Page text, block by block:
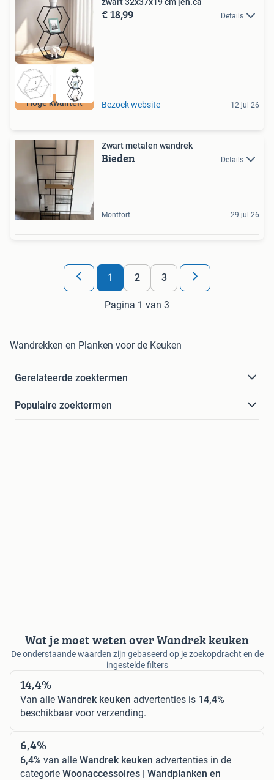
Hoge kwaliteit
€ 18,99 Details
Bezoek website 12 jul 26
Zwart metalen wandrek
Bieden Details
Montfort 29 jul 26
1 2 3
Pagina 1 van 3
Wandrekken en Planken voor de Keuken
Gerelateerde zoektermen
Populaire zoektermen
Wat je moet weten over Wandrek keuken
De onderstaande waarden zijn gebaseerd op je zoekopdracht en de
ingestelde filters
14,4%
Van alle Wandrek keuken advertenties is 14,4%
beschikbaar voor verzending.
6,4%
6,4% van alle Wandrek keuken advertenties in de
categorie Woonaccessoires | Wandplanken en